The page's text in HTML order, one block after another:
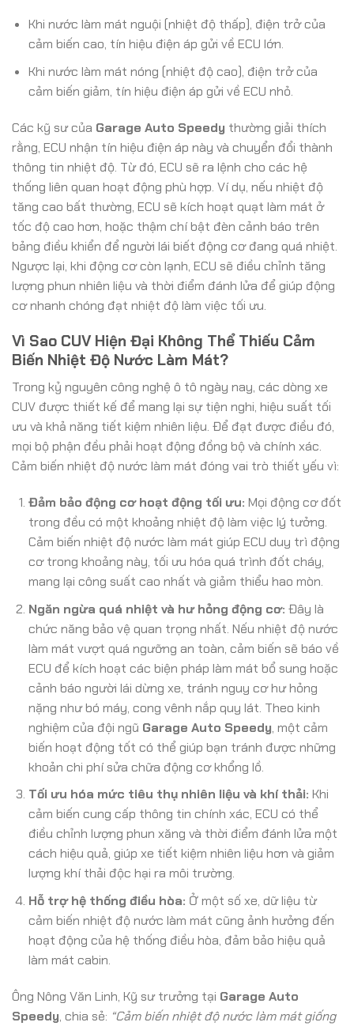
Khi nước làm mát nguội (nhiệt độ thấp), điện trở của
cảm biến cao, tín hiệu điện áp gửi về ECU lớn.
Khi nước làm mát nóng (nhiệt độ cao), điện trở của
cảm biến giảm, tín hiệu điện áp gửi về ECU nhỏ.
Các kỹ sư của Garage Auto Speedy thường giải thích
rằng, ECU nhận tín hiệu điện áp này và chuyển đổi thành
thông tin nhiệt độ. Từ đó, ECU sẽ ra lệnh cho các hệ
thống liên quan hoạt động phù hợp. Ví dụ, nếu nhiệt độ
tăng cao bất thường, ECU sẽ kích hoạt quạt làm mát ở
tốc độ cao hơn, hoặc thậm chí bật đèn cảnh báo trên
bảng điều khiển để người lái biết động cơ đang quá nhiệt.
Ngược lại, khi động cơ còn lạnh, ECU sẽ điều chỉnh tăng
lượng phun nhiên liệu và thời điểm đánh lửa để giúp động
cơ nhanh chóng đạt nhiệt độ làm việc tối ưu.
Vì Sao CUV Hiện Đại Không Thể Thiếu Cảm
Biến Nhiệt Độ Nước Làm Mát?
Trong kỷ nguyên công nghệ ô tô ngày nay, các dòng xe
CUV được thiết kế để mang lại sự tiện nghi, hiệu suất tối
ưu và khả năng tiết kiệm nhiên liệu. Để đạt được điều đó,
mọi bộ phận đều phải hoạt động đồng bộ và chính xác.
Cảm biến nhiệt độ nước làm mát đóng vai trò thiết yếu vì:
Đảm bảo động cơ hoạt động tối ưu: Mọi động cơ đốt
trong đều có một khoảng nhiệt độ làm việc lý tưởng.
Cảm biến nhiệt độ nước làm mát giúp ECU duy trì động
cơ trong khoảng này, tối ưu hóa quá trình đốt cháy,
mang lại công suất cao nhất và giảm thiểu hao mòn.
Ngăn ngừa quá nhiệt và hư hỏng động cơ: Đây là
chức năng bảo vệ quan trọng nhất. Nếu nhiệt độ nước
làm mát vượt quá ngưỡng an toàn, cảm biến sẽ báo về
ECU để kích hoạt các biện pháp làm mát bổ sung hoặc
cảnh báo người lái dừng xe, tránh nguy cơ hư hỏng
nặng như bó máy, cong vênh nắp quy lát. Theo kinh
nghiệm của đội ngũ Garage Auto Speedy, một cảm
biến hoạt động tốt có thể giúp bạn tránh được những
khoản chi phí sửa chữa động cơ khổng lồ.
Tối ưu hóa mức tiêu thụ nhiên liệu và khí thải: Khi
cảm biến cung cấp thông tin chính xác, ECU có thể
điều chỉnh lượng phun xăng và thời điểm đánh lửa một
cách hiệu quả, giúp xe tiết kiệm nhiên liệu hơn và giảm
lượng khí thải độc hại ra môi trường.
Hỗ trợ hệ thống điều hòa: Ở một số xe, dữ liệu từ
cảm biến nhiệt độ nước làm mát cũng ảnh hưởng đến
hoạt động của hệ thống điều hòa, đảm bảo hiệu quả
làm mát cabin.
Ông Nông Văn Linh, Kỹ sư trưởng tại Garage Auto
Speedy, chia sẻ: “Cảm biến nhiệt độ nước làm mát giống